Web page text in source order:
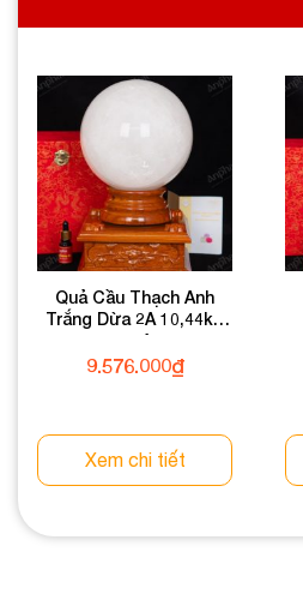
Quả Cầu Thạch Anh
Trắng Dừa 2A 10,44kg
011-0882A-10,44
9.576.000₫
Xem chi tiết